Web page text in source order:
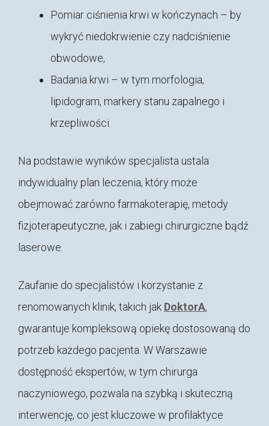
Pomiar ciśnienia krwi w kończynach – by
wykryć niedokrwienie czy nadciśnienie
obwodowe,
Badania krwi – w tym morfologia,
lipidogram, markery stanu zapalnego i
krzepliwości.
Na podstawie wyników specjalista ustala
indywidualny plan leczenia, który może
obejmować zarówno farmakoterapię, metody
fizjoterapeutyczne, jak i zabiegi chirurgiczne bądź
laserowe.
Zaufanie do specjalistów i korzystanie z
renomowanych klinik, takich jak DoktorA,
gwarantuje kompleksową opiekę dostosowaną do
potrzeb każdego pacjenta. W Warszawie
dostępność ekspertów, w tym chirurga
naczyniowego, pozwala na szybką i skuteczną
interwencję, co jest kluczowe w profilaktyce